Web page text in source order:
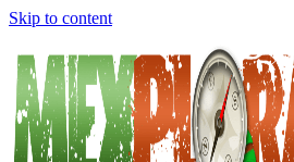
Skip to content